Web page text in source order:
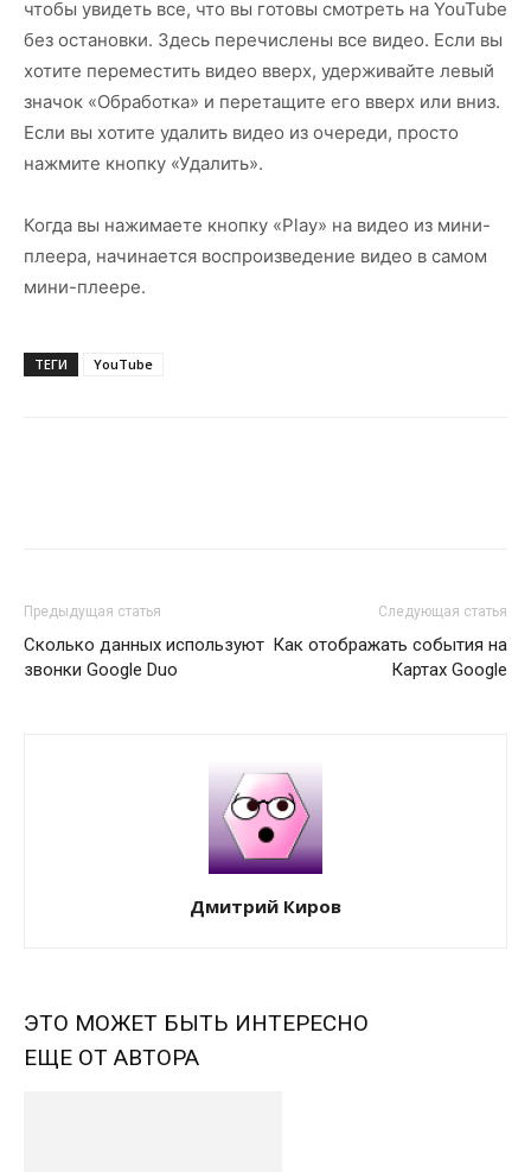
чтобы увидеть все, что вы готовы смотреть на YouTube
без остановки. Здесь перечислены все видео. Если вы
хотите переместить видео вверх, удерживайте левый
значок «Обработка» и перетащите его вверх или вниз.
Если вы хотите удалить видео из очереди, просто
нажмите кнопку «Удалить».
Когда вы нажимаете кнопку «Play» на видео из мини-
плеера, начинается воспроизведение видео в самом
мини-плеере.
ТЕГИ YouTube
Предыдущая статья
Сколько данных используют
звонки Google Duo
Следующая статья
Как отображать события на
Картах Google
Дмитрий Киров
ЭТО МОЖЕТ БЫТЬ ИНТЕРЕСНО
ЕЩЕ ОТ АВТОРА